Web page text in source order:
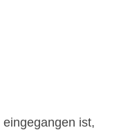
ist,